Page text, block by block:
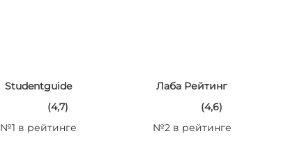
Studentguide
(4,7)
№1 в рейтинге
Лаба Рейтинг
(4,6)
№2 в рейтинге